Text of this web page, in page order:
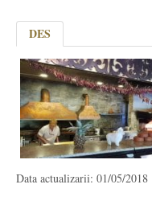
DES
Data actualizarii: 01/05/2018